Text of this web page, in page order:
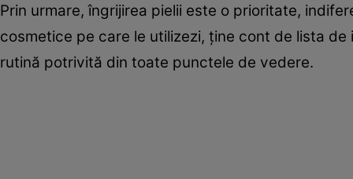
Prin urmare, îngrijirea pielii este o prioritate,
cosmetice pe care le utilizezi, ţine cont de lista
rutină potrivită din toate punctele de vedere.